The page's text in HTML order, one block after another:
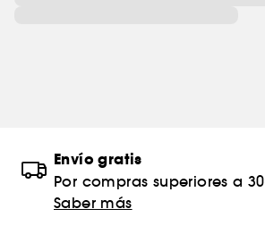
Envío gratis
Por compras superiores a
Saber más